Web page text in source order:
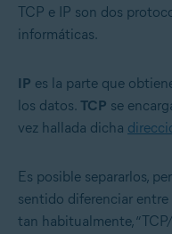
TCP e IP son dos
informáticas.
IP es la parte que
los datos. TCP se
vez hallada dicha
Es posible separarlos,
sentido diferenciar entre
tan habitualmente,